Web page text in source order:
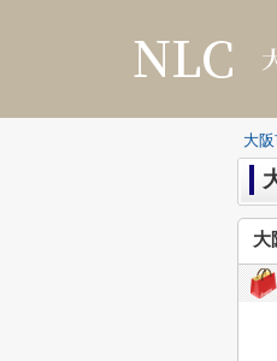
大
大